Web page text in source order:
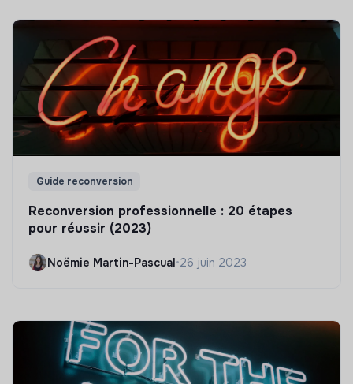
Guide reconversion
Reconversion professionnelle : 20 étapes
pour réussir (2023)
Noëmie Martin-Pascual•26 juin 2023